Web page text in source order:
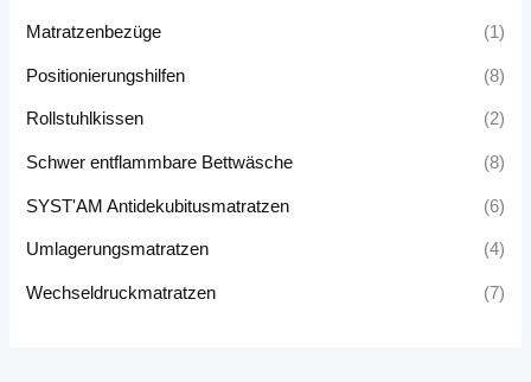
Matratzenbezüge (1)
Positionierungshilfen (8)
Rollstuhlkissen (2)
Schwer entflammbare Bettwäsche (8)
SYST'AM Antidekubitusmatratzen (6)
Umlagerungsmatratzen (4)
Wechseldruckmatratzen (7)